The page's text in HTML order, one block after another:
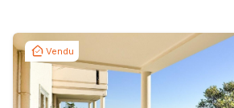
Vendu